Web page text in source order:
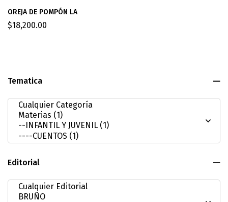
Tematica
Editorial
OREJA DE POMPÓN LA
$18,200.00